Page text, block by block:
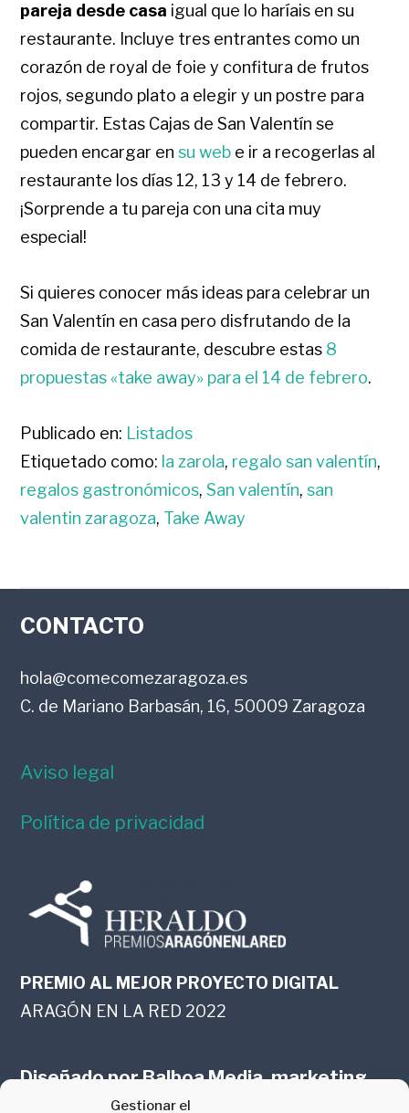
Gestionar el
pareja desde casa igual que lo haríais en su
restaurante. Incluye tres entrantes como un
corazón de royal de foie y confitura de frutos
rojos, segundo plato a elegir y un postre para
compartir. Estas Cajas de San Valentín se
pueden encargar ensu web e ir a recogerlas al
restaurante los días 12, 13 y 14 de febrero.
¡Sorprende a tu pareja con una cita muy
especial!
Si quieres conocer más ideas para celebrar un
San Valentín en casa pero disfrutando de la
comida de restaurante, descubre estas 8
propuestas «take away» para el 14 de febrero.
Publicado en: Listados
Etiquetado como: la zarola, regalo san valentín,
regalos gastronómicos,San valentín,san
valentin zaragoza, Take Away
FOOTER
CONTACTO
hola@comecomezaragoza.es
C. de Mariano Barbasán, 16, 50009 Zaragoza
Aviso legal
Política de privacidad
PREMIO AL MEJOR PROYECTO DIGITAL
ARAGÓN EN LA RED 2022
Diseñado porBalboa Media, marketing